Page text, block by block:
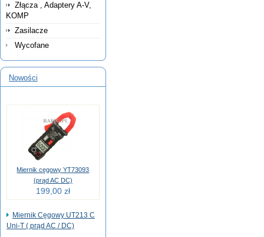
Złącza , Adaptery A-V,
KOMP
Zasilacze
Wycofane
Nowości
Miernik cęgowy YT73093
(prąd AC DC)
199,00 zł
Miernik Cęgowy UT213 C
Uni-T ( prąd AC / DC)